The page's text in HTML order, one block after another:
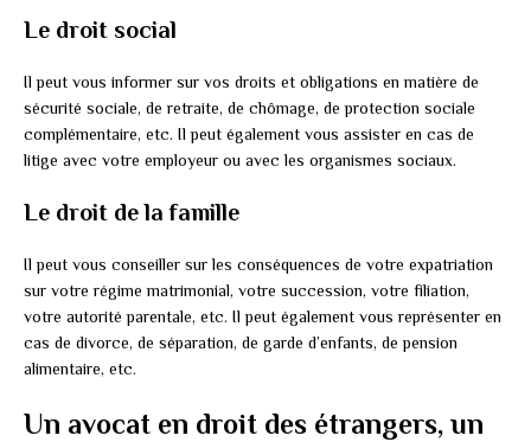
Le droit social
Il peut vous informer sur vos droits et obligations en matière de
sécurité sociale, de retraite, de chômage, de protection sociale
complémentaire, etc. Il peut également vous assister en cas de
litige avec votre employeur ou avec les organismes sociaux.
Le droit de la famille
Il peut vous conseiller sur les conséquences de votre expatriation
sur votre régime matrimonial, votre succession, votre filiation,
votre autorité parentale, etc. Il peut également vous représenter en
cas de divorce, de séparation, de garde d’enfants, de pension
alimentaire, etc.
Un avocat en droit des étrangers, un